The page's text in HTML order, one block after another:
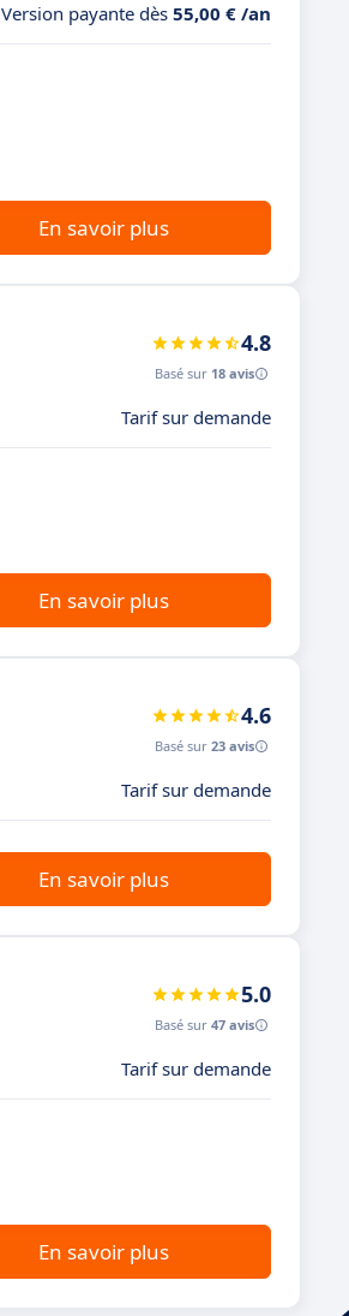
Version payante dès 55,00 € /an
En savoir plus
4.8
Basé sur 18 avis
Tarif sur demande
En savoir plus
4.6
Basé sur 23 avis
Tarif sur demande
En savoir plus
5.0
Basé sur 47 avis
Tarif sur demande
En savoir plus